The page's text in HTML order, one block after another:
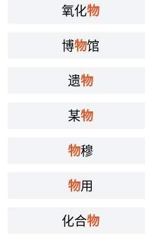
氧化物
博物馆
遗物
某物
物穆
物用
化合物